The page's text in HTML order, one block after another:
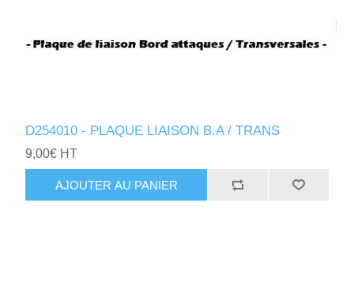
D254010 - PLAQUE LIAISON B.A / TRANS
9,00€ HT
AJOUTER AU PANIER